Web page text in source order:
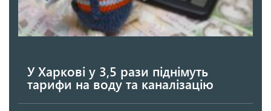
У Харкові у 3,5 рази піднімуть
тарифи на воду та каналізацію